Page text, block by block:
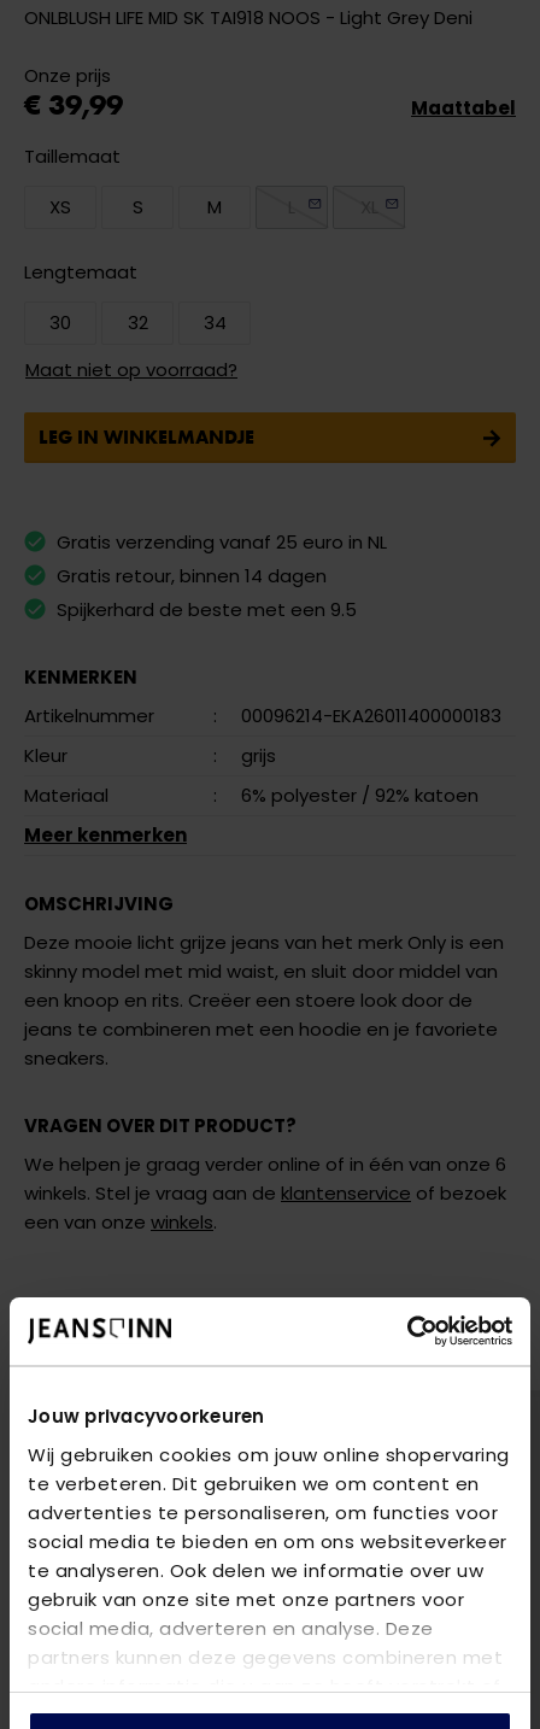
Jouw privacyvoorkeuren
Wij gebruiken cookies om jouw online shopervaring
te verbeteren. Dit gebruiken we om content en
advertenties te personaliseren, om functies voor
social media te bieden en om ons websiteverkeer
te analyseren. Ook delen we informatie over uw
gebruik van onze site met onze partners voor
social media, adverteren en analyse. Deze
partners kunnen deze gegevens combineren met
andere informatie die u aan ze heeft verstrekt of
die ze hebben verzameld op basis van uw gebruik
ONLBLUSH LIFE MID SK TAI918 NOOS - Light Grey Deni
Onze prijs
€ 39,99
Taillemaat
XS
S M
Lengtemaat
30
32
34
Maat niet op voorraad?
Maattabel
LEG IN WINKELMANDJE
Gratis verzending vanaf 25 euro in NL
Gratis retour, binnen 14 dagen
Spijkerhard de beste met een 9.5
KENMERKEN
Artikelnummer
:
00096214-EKA26011400000183
Kleur
:
grijs
Materiaal
: 6% polyester / 92% katoen
Meer kenmerken
OMSCHRIJVING
Deze mooie licht grijze jeans van het merk Only is een
skinny model met mid waist, en sluit door middel van
een knoop en rits. Creëer een stoere look door de
jeans te combineren met een hoodie en je favoriete
sneakers.
VRAGEN OVER DIT PRODUCT?
We helpen je graag verder online of in één van onze 6
winkels. Stel je vraag aan de klantenservice of bezoek
een van onze winkels.
AANBEVOLEN VOOR JOU
Shop hier de meest recente jeans van Only